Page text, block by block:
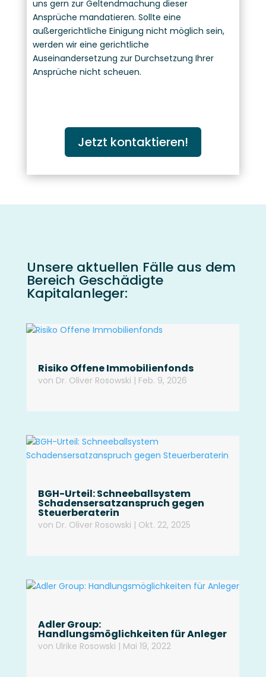
uns gern zur Geltendmachung dieser
Ansprüche mandatieren. Sollte eine
außergerichtliche Einigung nicht möglich sein,
werden wir eine gerichtliche
Auseinandersetzung zur Durchsetzung Ihrer
Ansprüche nicht scheuen.
Jetzt kontaktieren!
Unsere aktuellen Fälle aus dem
Bereich Geschädigte
Kapitalanleger:
Risiko Offene Immobilienfonds
von Dr. Oliver Rosowski | Feb. 9, 2026
BGH-Urteil: Schneeballsystem
Schadensersatzanspruch gegen
Steuerberaterin
von Dr. Oliver Rosowski | Okt. 22, 2025
Adler Group:
Handlungsmöglichkeiten für Anleger
von Ulrike Rosowski | Mai 19, 2022